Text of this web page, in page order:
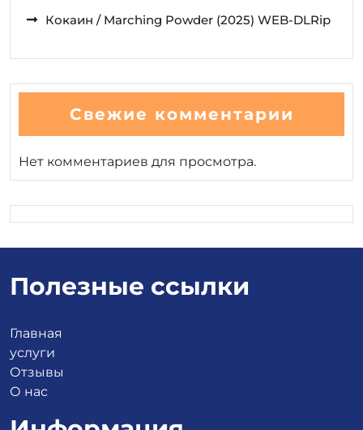
Кокаин / Marching Powder (2025) WEB-DLRip
Свежие комментарии
Нет комментариев для просмотра.
Полезные ссылки
Главная
услуги
Отзывы
О нас